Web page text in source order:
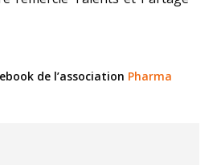
de l’association Pharma